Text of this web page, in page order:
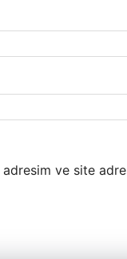
ve site